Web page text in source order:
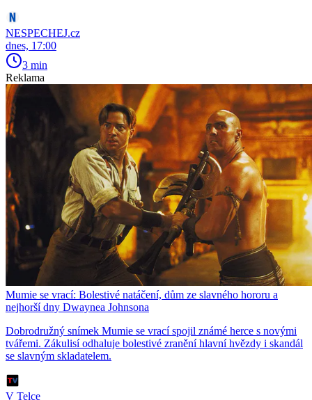
NESPECHEJ.cz
dnes, 17:00
3 min
Reklama
Mumie se vrací: Bolestivé natáčení, dům ze slavného hororu a
nejhorší dny Dwaynea Johnsona
Dobrodružný snímek Mumie se vrací spojil známé herce s novými
tvářemi. Zákulisí odhaluje bolestivé zranění hlavní hvězdy i skandál
se slavným skladatelem.
V Telce